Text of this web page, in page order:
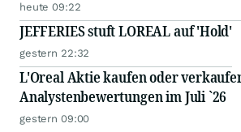
heute 09:22
JEFFERIES stuft LOREAL auf 'Hold'
gestern 22:32
L'Oreal Aktie kaufen oder
Analystenbewertungen im Juli `26
gestern 09:00